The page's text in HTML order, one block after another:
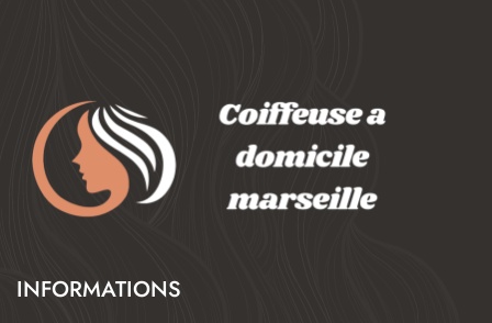
INFORMATIONS